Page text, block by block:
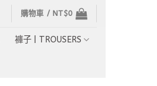
購物車 / NT$0
褲子 | TROUSERS